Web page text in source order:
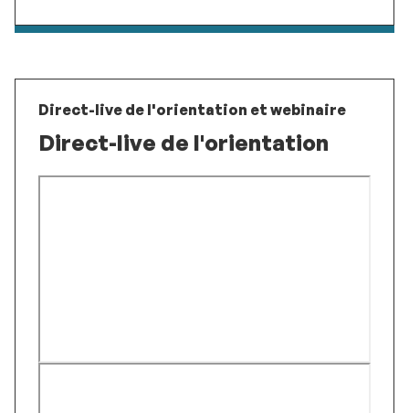
Direct-live de l'orientation et webinaire
Direct-live de l'orientation